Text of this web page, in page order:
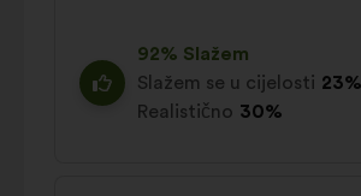
92% Slažem
Slažem se u cijelosti 23%
Realistično 30%